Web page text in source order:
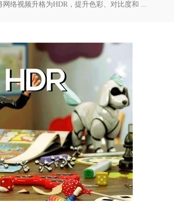
络视频升格为HDR，提升色彩、对比度和 ...